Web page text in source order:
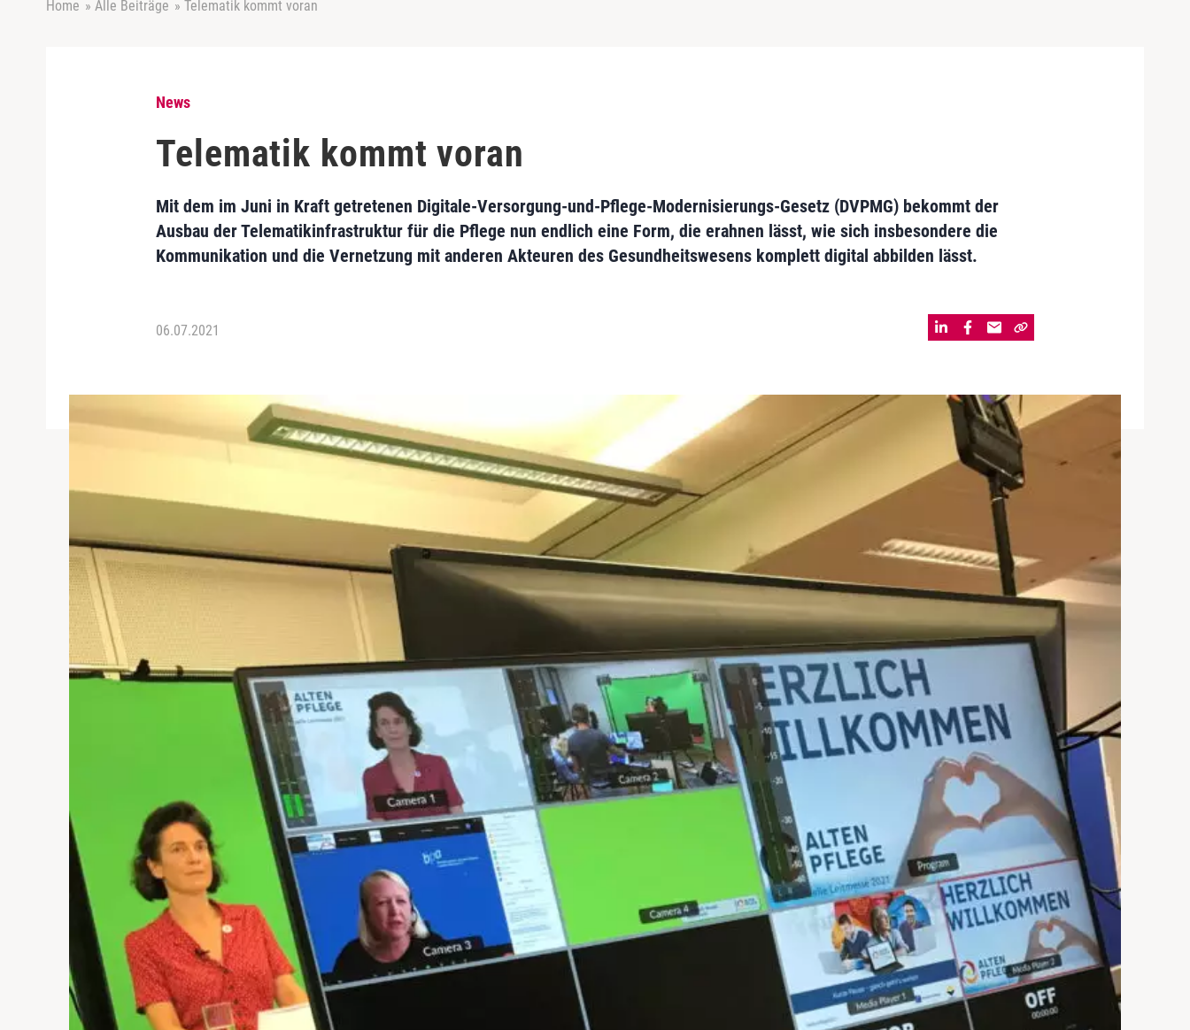
Home » Alle Beiträge » Telematik kommt voran
News
Telematik kommt voran
Mit dem im Juni in Kraft getretenen Digitale-Versorgung-und-Pflege-Modernisierungs-Gesetz (DVPMG) bekommt der
Ausbau der Telematikinfrastruktur für die Pflege nun endlich eine Form, die erahnen lässt, wie sich insbesondere die
Kommunikation und die Vernetzung mit anderen Akteuren des Gesundheitswesens komplett digital abbilden lässt.
06.07.2021